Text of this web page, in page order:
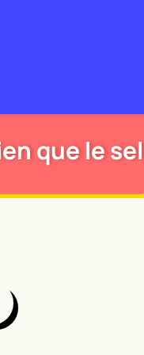
que le sel